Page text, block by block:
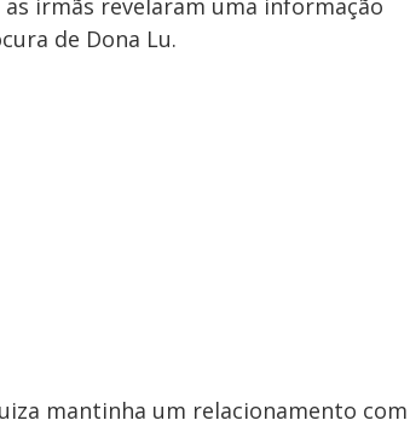
as irmãs revelaram uma informação
de Dona Lu.
mantinha um relacionamento com